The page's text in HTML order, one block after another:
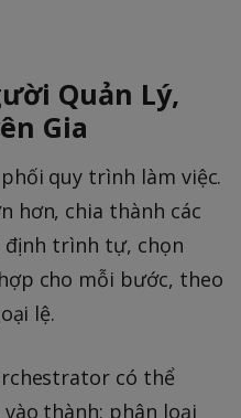
Quản Lý,
Gia
quy trình làm việc.
hơn, chia thành các
định trình tự, chọn
cho mỗi bước, theo
lệ.
có thể
thành: phân loại